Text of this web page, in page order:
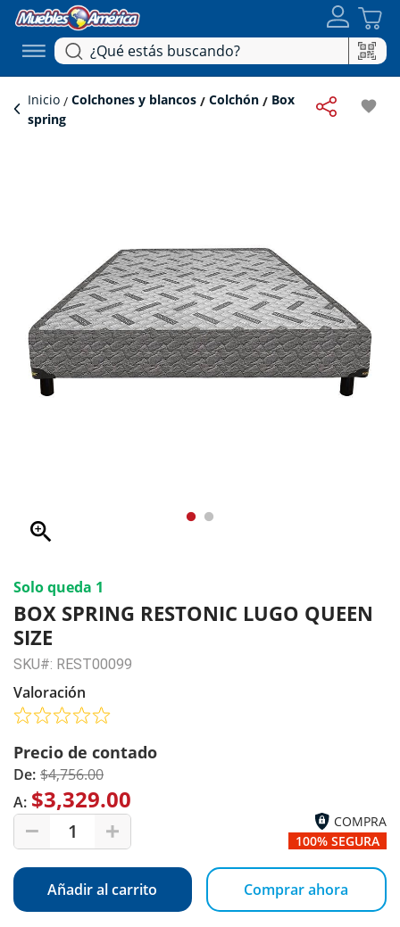
Inicio Colchones y blancos Colchón
Box
spring
favorite
zoom_in
Solo queda 1
BOX SPRING RESTONIC LUGO QUEEN
SIZE
SKU#: REST00099
Valoración
Precio de contado
De: $4,756.00
A: $3,329.00
1
COMPRA
100% SEGURA
Añadir al carrito Comprar ahora